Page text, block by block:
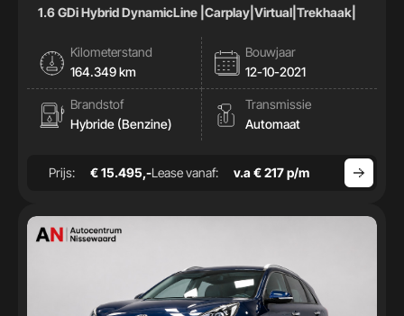
1.6 GDi Hybrid DynamicLine |Carplay|Virtual|Trekhaak|
Kilometerstand
164.349 km
Bouwjaar
12-10-2021
Brandstof
Hybride (Benzine)
Transmissie
Automaat
Prijs: € 15.495,-Lease vanaf: v.a € 217 p/m